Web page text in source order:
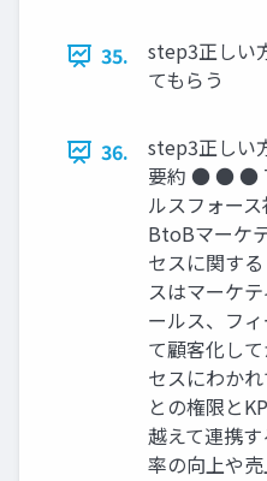
35.
step3正しい
てもらう
36.
step3正しい
要約 ● ● ●
ルスフォー
BtoBマーケ
セスに関す
スはマーケ
ールス、フ
て顧客化し
セスにわか
との権限と
越えて連携
率の向上や